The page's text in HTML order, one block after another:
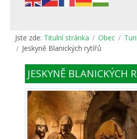
Jste zde: Titulní stránka Obec
Jeskyně Blanických rytířů
JESKYNĚ BLANICKÝCH